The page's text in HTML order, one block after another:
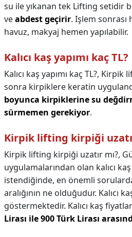
su ile yıkanan tek Lifting setidir
veabdest geçirir. Işlem sonrası
havuz, makyaj hemen yapılabilir.
Kalıcı kaş yapımı kaç TL?
Kalıcı kaş yapımı kaç TL?, Kirpik
sonra kirpiklere keratin
boyunca kirpiklerine su
sürmemen gerekiyor.
Kirpik lifting kirpiği
Kirpik lifting kirpiği uzatır mı?,
uygulamalarından olan kalıcı
istendiğinde, en önemli
aralığının ne olduğudur. Kalıcı
göstermektedir. Kalıcı kaş
Lirası ile 900 Türk Lirası